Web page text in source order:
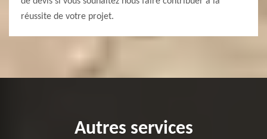
réussite de votre projet.
Autres services